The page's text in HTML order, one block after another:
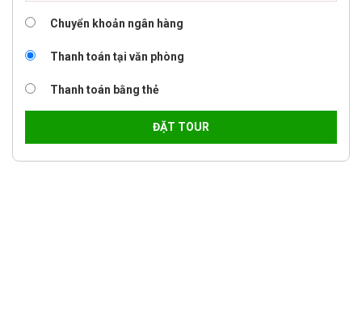
Chuyển khoản ngân hàng
Thanh toán tại văn phòng
Thanh toán bằng thẻ
ĐẶT TOUR